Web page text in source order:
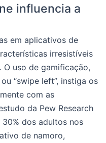
influencia a
em aplicativos de
irresistíveis
uso de gamificação,
“swipe left”, instiga os
com as
da Pew Research
dos adultos nos
de namoro,